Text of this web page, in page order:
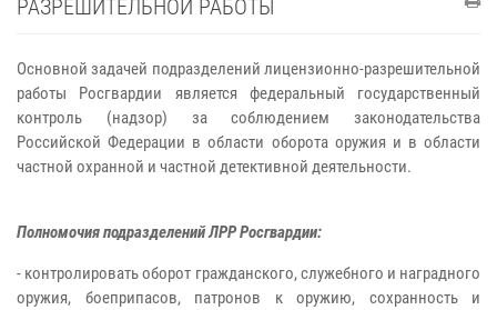
РАЗРЕШИТЕЛЬНОЙ РАБОТЫ
Основной задачей подразделений лицензионно-разрешительной
работы Росгвардии является федеральный государственный
контроль (надзор) за соблюдением законодательства
Российской Федерации в области оборота оружия и в области
частной охранной и частной детективной деятельности.
Полномочия подразделений ЛРР Росгвардии:
- контролировать оборот гражданского, служебного и наградного
оружия, боеприпасов, патронов к оружию, сохранность и